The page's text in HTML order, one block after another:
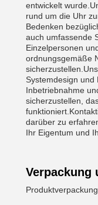
entwickelt
rund um die Uhr
Bedenken
auch umfassende
Einzelpersonen
ordnungsgemäße
Systemdesign und
Inbetriebnahme
sicherzustellen,
darüber zu
Ihr Eigentum und
Verpackung